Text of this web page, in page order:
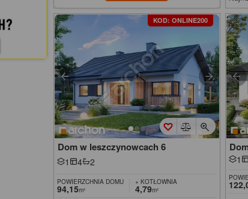
KOD: ONLINE200
Dom w leszczynowcach 6
1 4 2
POWIERZCHNIA DOMU
94,15m²
+ KOTŁOWNIA
4,79m²
1